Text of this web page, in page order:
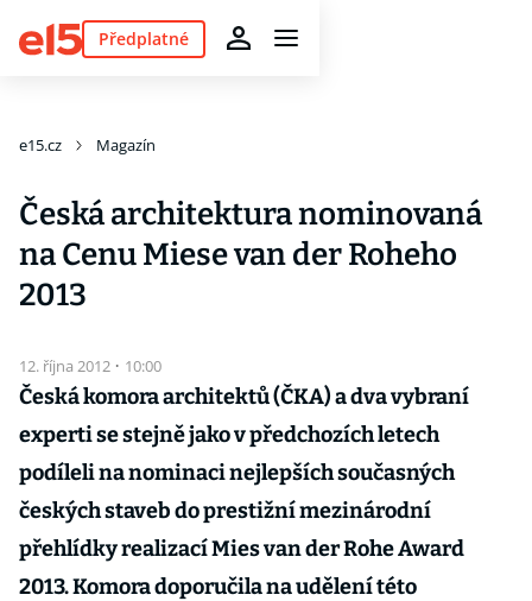
Předplatné
e15.cz Magazín
Česká architektura nominovaná
na Cenu Miese van der Roheho
2013
12. října 2012 · 10:00
Česká komora architektů (ČKA) a dva vybraní
experti se stejně jako v předchozích letech
podíleli na nominaci nejlepších současných
českých staveb do prestižní mezinárodní
přehlídky realizací Mies van der Rohe Award
2013. Komora doporučila na udělení této